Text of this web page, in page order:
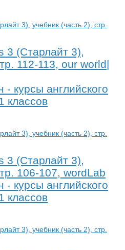
3 (Старлайт 3),
112-113, our world|
курсы английского
классов
3 (Старлайт 3),
106-107, wordLab
курсы английского
классов